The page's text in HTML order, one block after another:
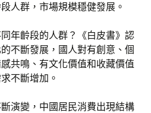
人群，市場規模穩健發展。
年齡段的人群？《白皮書》認
不斷發展，國人對有創意、個
共鳴、有文化價值和收藏價值
不斷增加。
演變，中國居民消費出現結構